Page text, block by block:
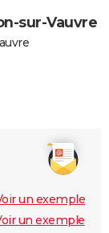
sur-Vauvre
un exemple
un exemple